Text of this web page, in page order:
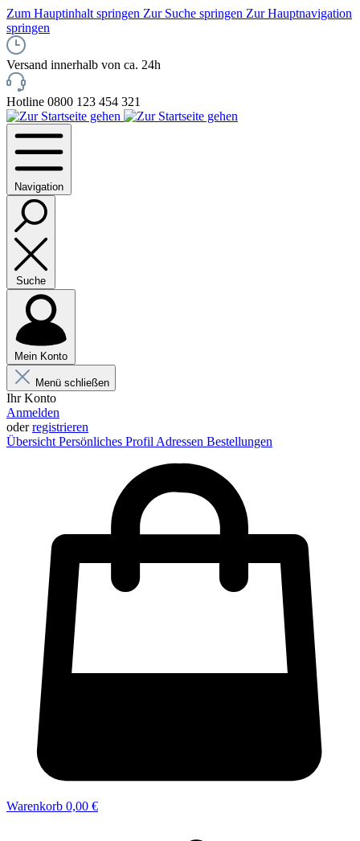
Zum Hauptinhalt springen Zur Suche springen Zur Hauptnavigation
springen
Versand innerhalb von ca. 24h
Hotline 0800 123 454 321
Navigation
Suche
Mein Konto
Menü schließen
Ihr Konto
Anmelden
oderregistrieren
Übersicht Persönliches Profil Adressen Bestellungen
Warenkorb 0,00 €